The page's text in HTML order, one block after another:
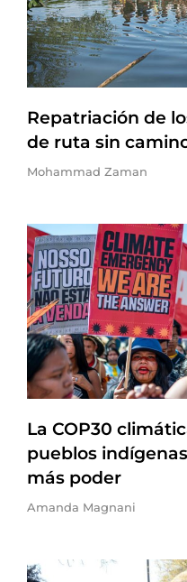
Repatriación de
de ruta sin
Mohammad Zaman
La COP30
pueblos
más poder
Amanda Magnani